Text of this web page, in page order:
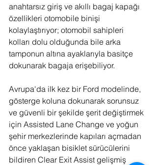
anahtarsız giriş ve akıllı bagaj kapağı
özellikleri otomobile binişi
kolaylaştırıyor; otomobil sahipleri
kolları dolu olduğunda bile arka
tamponun altına ayaklarıyla basitçe
dokunarak bagaja erişebiliyor.
Avrupa'da ilk kez bir Ford modelinde,
gösterge koluna dokunarak sorunsuz
ve güvenli bir şekilde şerit değiştirmek
için Assisted Lane Change ve yoğun
şehir merkezlerinde kapıları açmadan
önce yaklaşan bisiklet sürücülerini
bildiren Clear Exit Assist gelişmiş